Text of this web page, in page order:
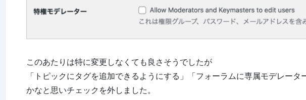
このあたりは特に変更しなくても良さそうでしたが
「トピックにタグを追加できるようにする」「フォーラムに専属モデレー
かなと思いチェックを外しました。